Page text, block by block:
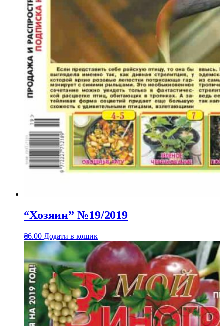
“Хозяин” №19/2019
₴6.00 Додати в кошик